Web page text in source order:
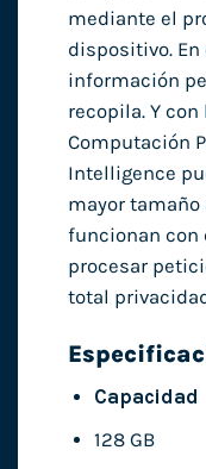
mediante el
dispositivo.
información
recopila. Y
Computación
Intelligence
mayor tamaño
funcionan con
procesar
total
Capacidad
128 GB